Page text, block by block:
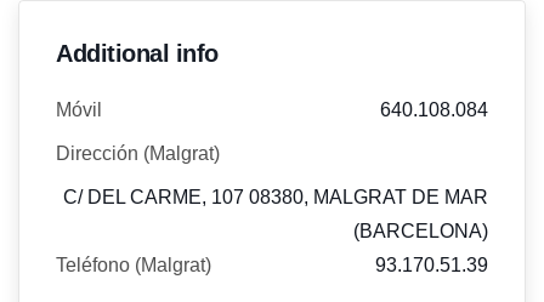
Additional info
Móvil 640.108.084
Dirección (Malgrat)
C/ DEL CARME, 107 08380, MALGRAT DE MAR
(BARCELONA)
Teléfono (Malgrat)
93.170.51.39